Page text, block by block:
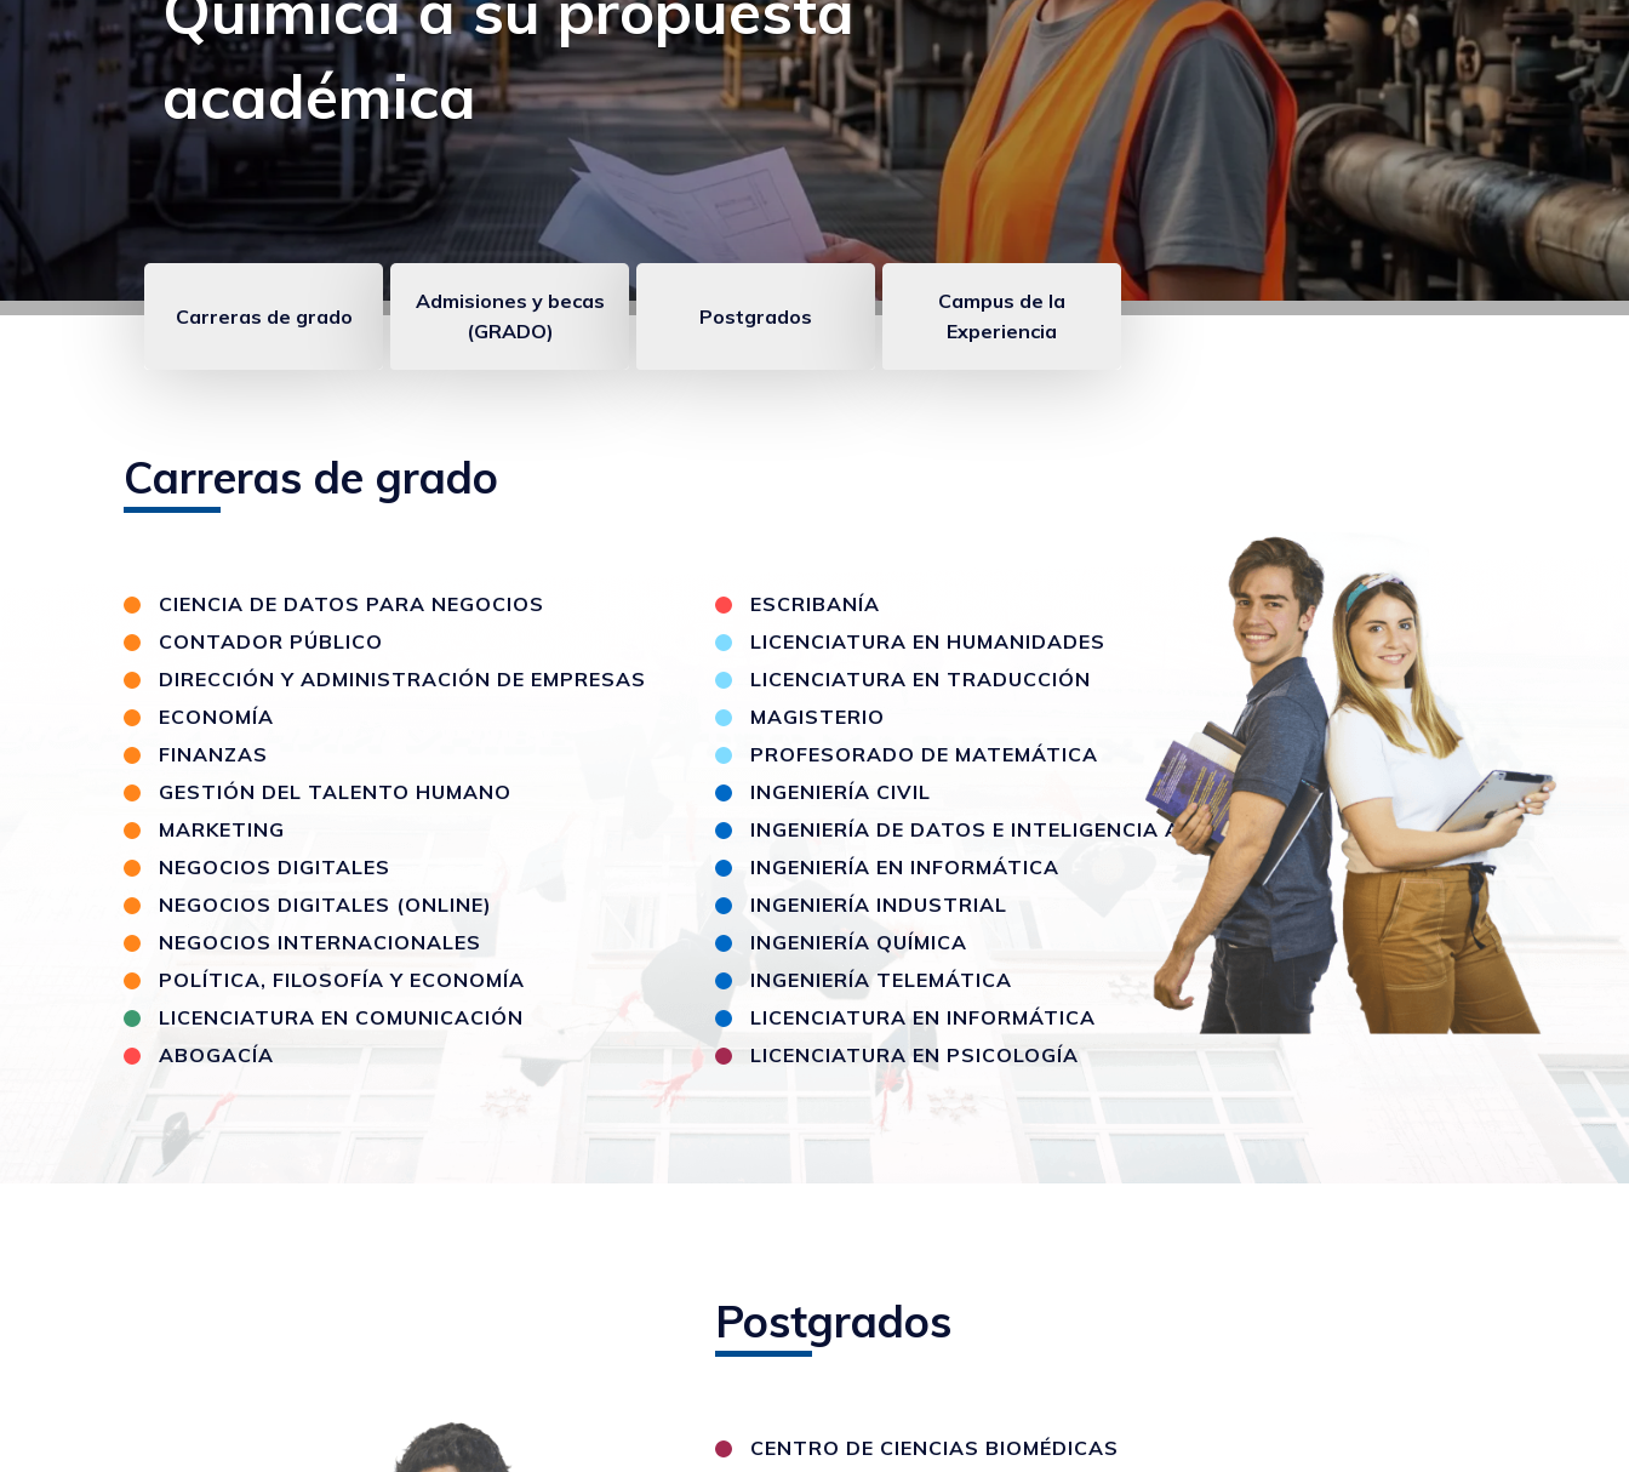
seguir aprendiendo
Carreras de grado
Admisiones y becas
(GRADO)
Postgrados
Campus de la
Experiencia
Carreras de grado
CIENCIA DE DATOS PARA NEGOCIOS
CONTADOR PÚBLICO
DIRECCIÓN Y ADMINISTRACIÓN DE EMPRESAS
ECONOMÍA
FINANZAS
GESTIÓN DEL TALENTO HUMANO
MARKETING
NEGOCIOS DIGITALES
NEGOCIOS DIGITALES (ONLINE)
NEGOCIOS INTERNACIONALES
POLÍTICA, FILOSOFÍA Y ECONOMÍA
LICENCIATURA EN COMUNICACIÓN
ABOGACÍA
ESCRIBANÍA
LICENCIATURA EN HUMANIDADES
LICENCIATURA EN TRADUCCIÓN
MAGISTERIO
PROFESORADO DE MATEMÁTICA
INGENIERÍA CIVIL
INGENIERÍA DE DATOS E INTELIGENCIA ARTIFICIAL
INGENIERÍA EN INFORMÁTICA
INGENIERÍA INDUSTRIAL
INGENIERÍA QUÍMICA
INGENIERÍA TELEMÁTICA
LICENCIATURA EN INFORMÁTICA
LICENCIATURA EN PSICOLOGÍA
Postgrados
CENTRO DE CIENCIAS BIOMÉDICAS